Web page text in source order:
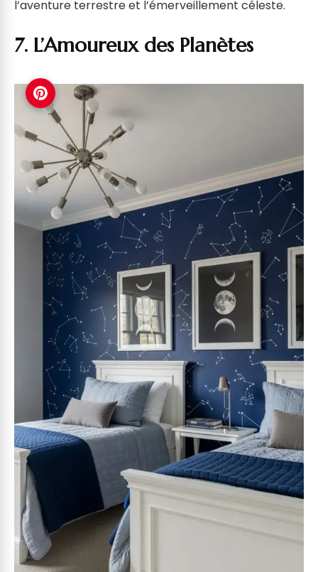
l’aventure terrestre et l’émerveillement céleste.
7. L’Amoureux des Planètes